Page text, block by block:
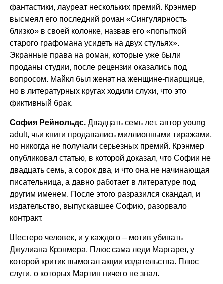
фантастики, лауреат нескольких премий. Крэнмер
высмеял его последний роман «Сингулярность
близко» в своей колонке, назвав его «попыткой
старого графомана усидеть на двух стульях».
Экранные права на роман, которые уже были
проданы студии, после рецензии оказались под
вопросом. Майкл был женат на женщине-пиарщице,
но в литературных кругах ходили слухи, что это
фиктивный брак.
София Рейнольдс. Двадцать семь лет, автор young
adult, чьи книги продавались миллионными тиражами,
но никогда не получали серьезных премий. Крэнмер
опубликовал статью, в которой доказал, что Софии не
двадцать семь, а сорок два, и что она не начинающая
писательница, а давно работает в литературе под
другим именем. После этого разразился скандал, и
издательство, выпускавшее Софию, разорвало
контракт.
Шестеро человек, и у каждого – мотив убивать
Джулиана Крэнмера. Плюс сама леди Маргарет, у
которой критик вымогал акции издательства. Плюс
слуги, о которых Мартин ничего не знал.